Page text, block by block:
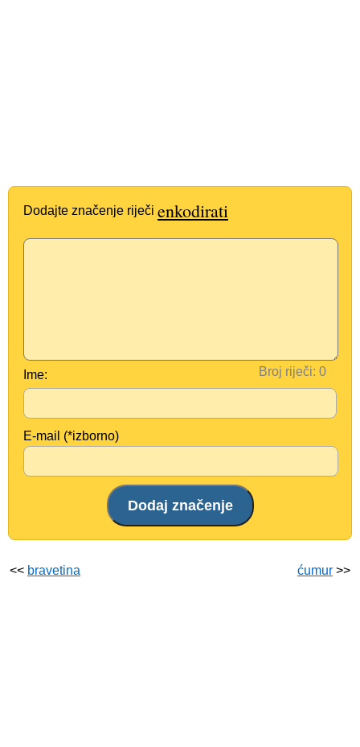
Dodajte značenje riječi enkodirati
Broj riječi:
Ime:
E-mail (*izborno)
<< bravetina ćumur >>